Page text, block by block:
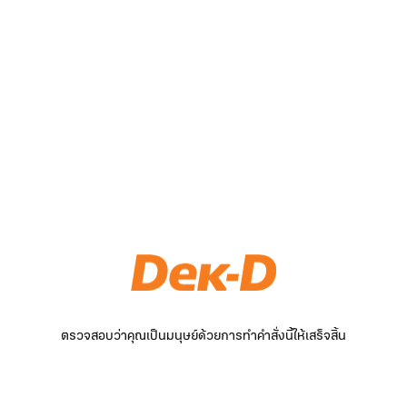
ตรวจสอบว่าคุณเป็นมนุษย์ด้วยการทำคำสั่งนี้ให้เสร็จสิ้น